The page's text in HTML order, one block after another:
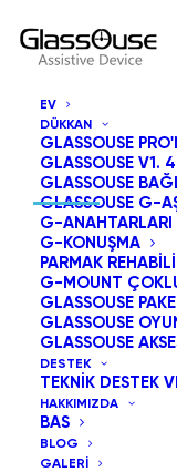
EV
DÜKKAN
GLASSOUSE
GLASSOUSE V1. 4
GLASSOUSE
GLASSOUSE G-
G-ANAHTARLARI
G-KONUŞMA
PARMAK
G-MOUNT
GLASSOUSE
GLASSOUSE
GLASSOUSE
DESTEK
TEKNIK DESTEK
HAKKIMIZDA
BAS
BLOG
GALERI
İLETIŞIM
8605 Santa
90025
(760) 284-
Not:
gönderin